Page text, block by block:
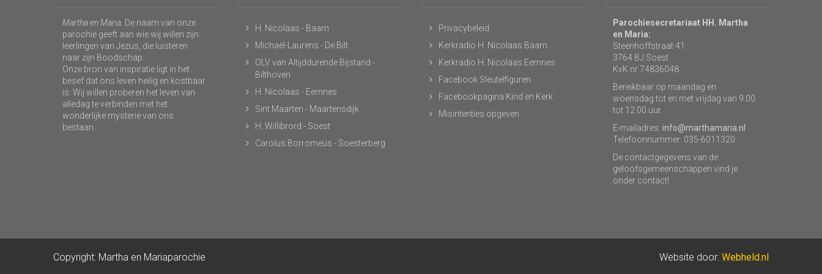
Martha en Maria . De naam van onze
parochie geeft aan wie wij willen zijn:
leerlingen van Jezus, die luisteren
naar zijn Boodschap.
Onze bron van inspiratie ligt in het
besef dat ons leven heilig en kostbaar
is. Wij willen proberen het leven van
alledag te verbinden met het
wonderlijke mysterie van ons
bestaan.
H. Nicolaas - Baarn
Michaël-Laurens - De Bilt
OLV van Altijddurende Bijstand -
Bilthoven
H. Nicolaas - Eemnes
Sint Maarten - Maartensdijk
H. Willibrord - Soest
Carolus Borromeüs - Soesterberg
Privacybeleid
Kerkradio H. Nicolaas Baarn
Kerkradio H. Nicolaas Eemnes
Facebook Sleutelfiguren
Facebookpagina Kind en Kerk
Misintenties opgeven
Parochiesecretariaat HH. Martha
en Maria:
Steenhoffstraat 41
3764 BJ Soest
KvK nr 74836048
Bereikbaar op maandag en
woensdag tot en met vrijdag van 9.00
tot 12.00 uur.
E-mailadres: info@marthamaria.nl
Telefoonnummer: 035-6011320
De contactgegevens van de
geloofsgemeenschappen vind je
onder contact!
Copyright: Martha en Mariaparochie Website door: Webheld.nl